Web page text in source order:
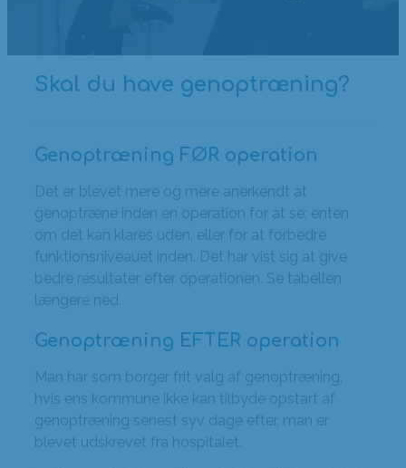
Skal du have genoptræning?
Genoptræning FØR operation
Det er blevet mere og mere anerkendt at
genoptræne inden en operation for at se; enten
om det kan klares uden, eller for at forbedre
funktionsniveauet inden. Det har vist sig at give
bedre resultater efter operationen. Se tabellen
længere ned.
Genoptræning EFTER operation
Man har som borger frit valg af genoptræning,
hvis ens kommune ikke kan tilbyde opstart af
genoptræning senest syv dage efter, man er
blevet udskrevet fra hospitalet.